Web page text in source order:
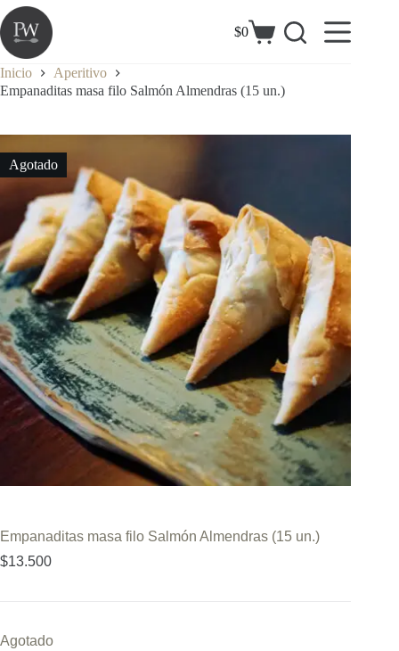
Saltar
al
contenido
Carrito
$0
Inicio
Aperitivo
Empanaditas masa filo Salmón Almendras (15 un.)
Agotado
Empanaditas masa filo Salmón Almendras (15 un.)
$13.500
Agotado